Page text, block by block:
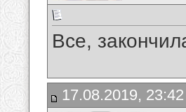
Все,
17.08.2019, 23:42